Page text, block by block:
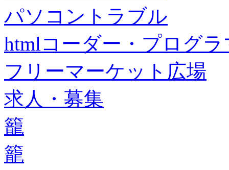
パソコントラブル
htmlコーダー・プログラ
フリーマーケット広場
求人・募集
籠
籠